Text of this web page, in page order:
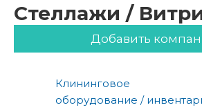
Стеллажи /
Добавить
Клининговое
оборудование /